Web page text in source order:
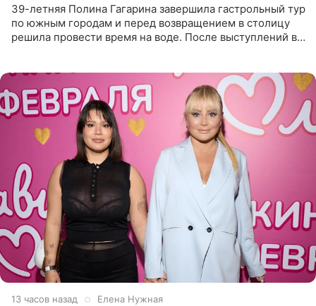
39-летняя Полина Гагарина завершила гастрольный тур
по южным городам и перед возвращением в столицу
решила провести время на воде. После выступлений в
13 часов назад Елена Нужная